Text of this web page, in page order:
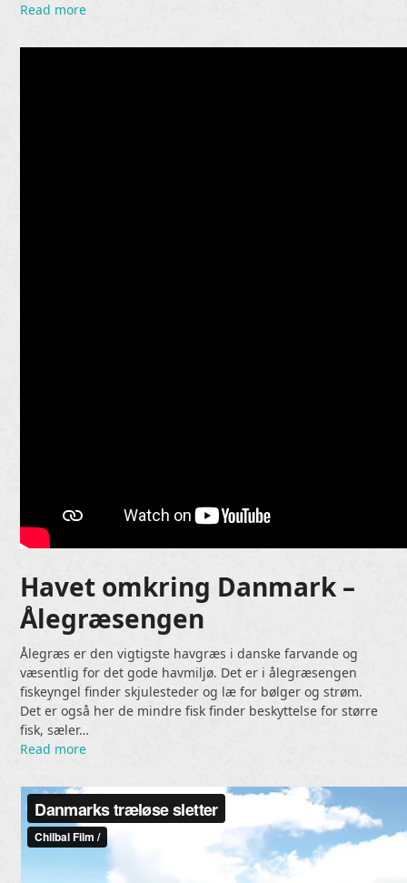
Read more
Havet omkring Danmark –
Ålegræsengen
Ålegræs er den vigtigste havgræs i danske farvande og
væsentlig for det gode havmiljø. Det er i ålegræsengen
fiskeyngel finder skjulesteder og læ for bølger og strøm.
Det er også her de mindre fisk finder beskyttelse for større
fisk, sæler…
Read more